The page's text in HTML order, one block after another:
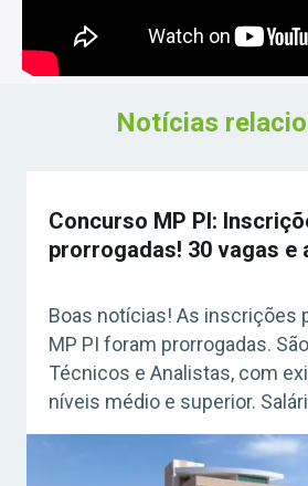
Notícias
Concurso MP PI:
prorrogadas! 30 vagas e
Boas notícias! As inscrições
MP PI foram prorrogadas.
Técnicos e Analistas, com
níveis médio e superior.
podem chegar a R$ 8 mil.